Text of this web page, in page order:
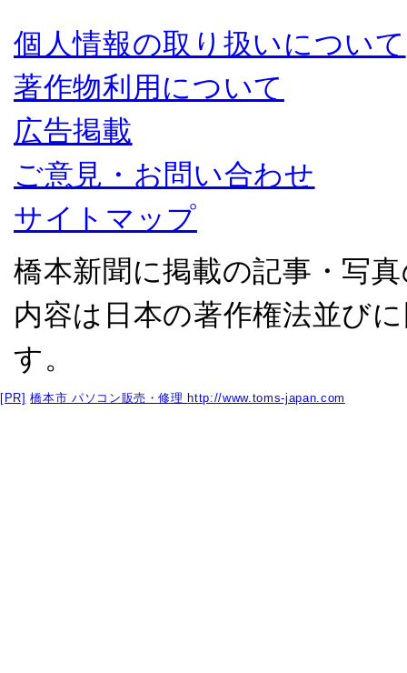
個人情報の取り扱いについて
著作物利用について
広告掲載
ご意見・お問い合わせ
サイトマップ
橋本新聞に掲載の記事・写
内容は日本の著作権法並び
す。
[PR] 橋本市 パソコン販売・修理 http://www.toms-japan.com